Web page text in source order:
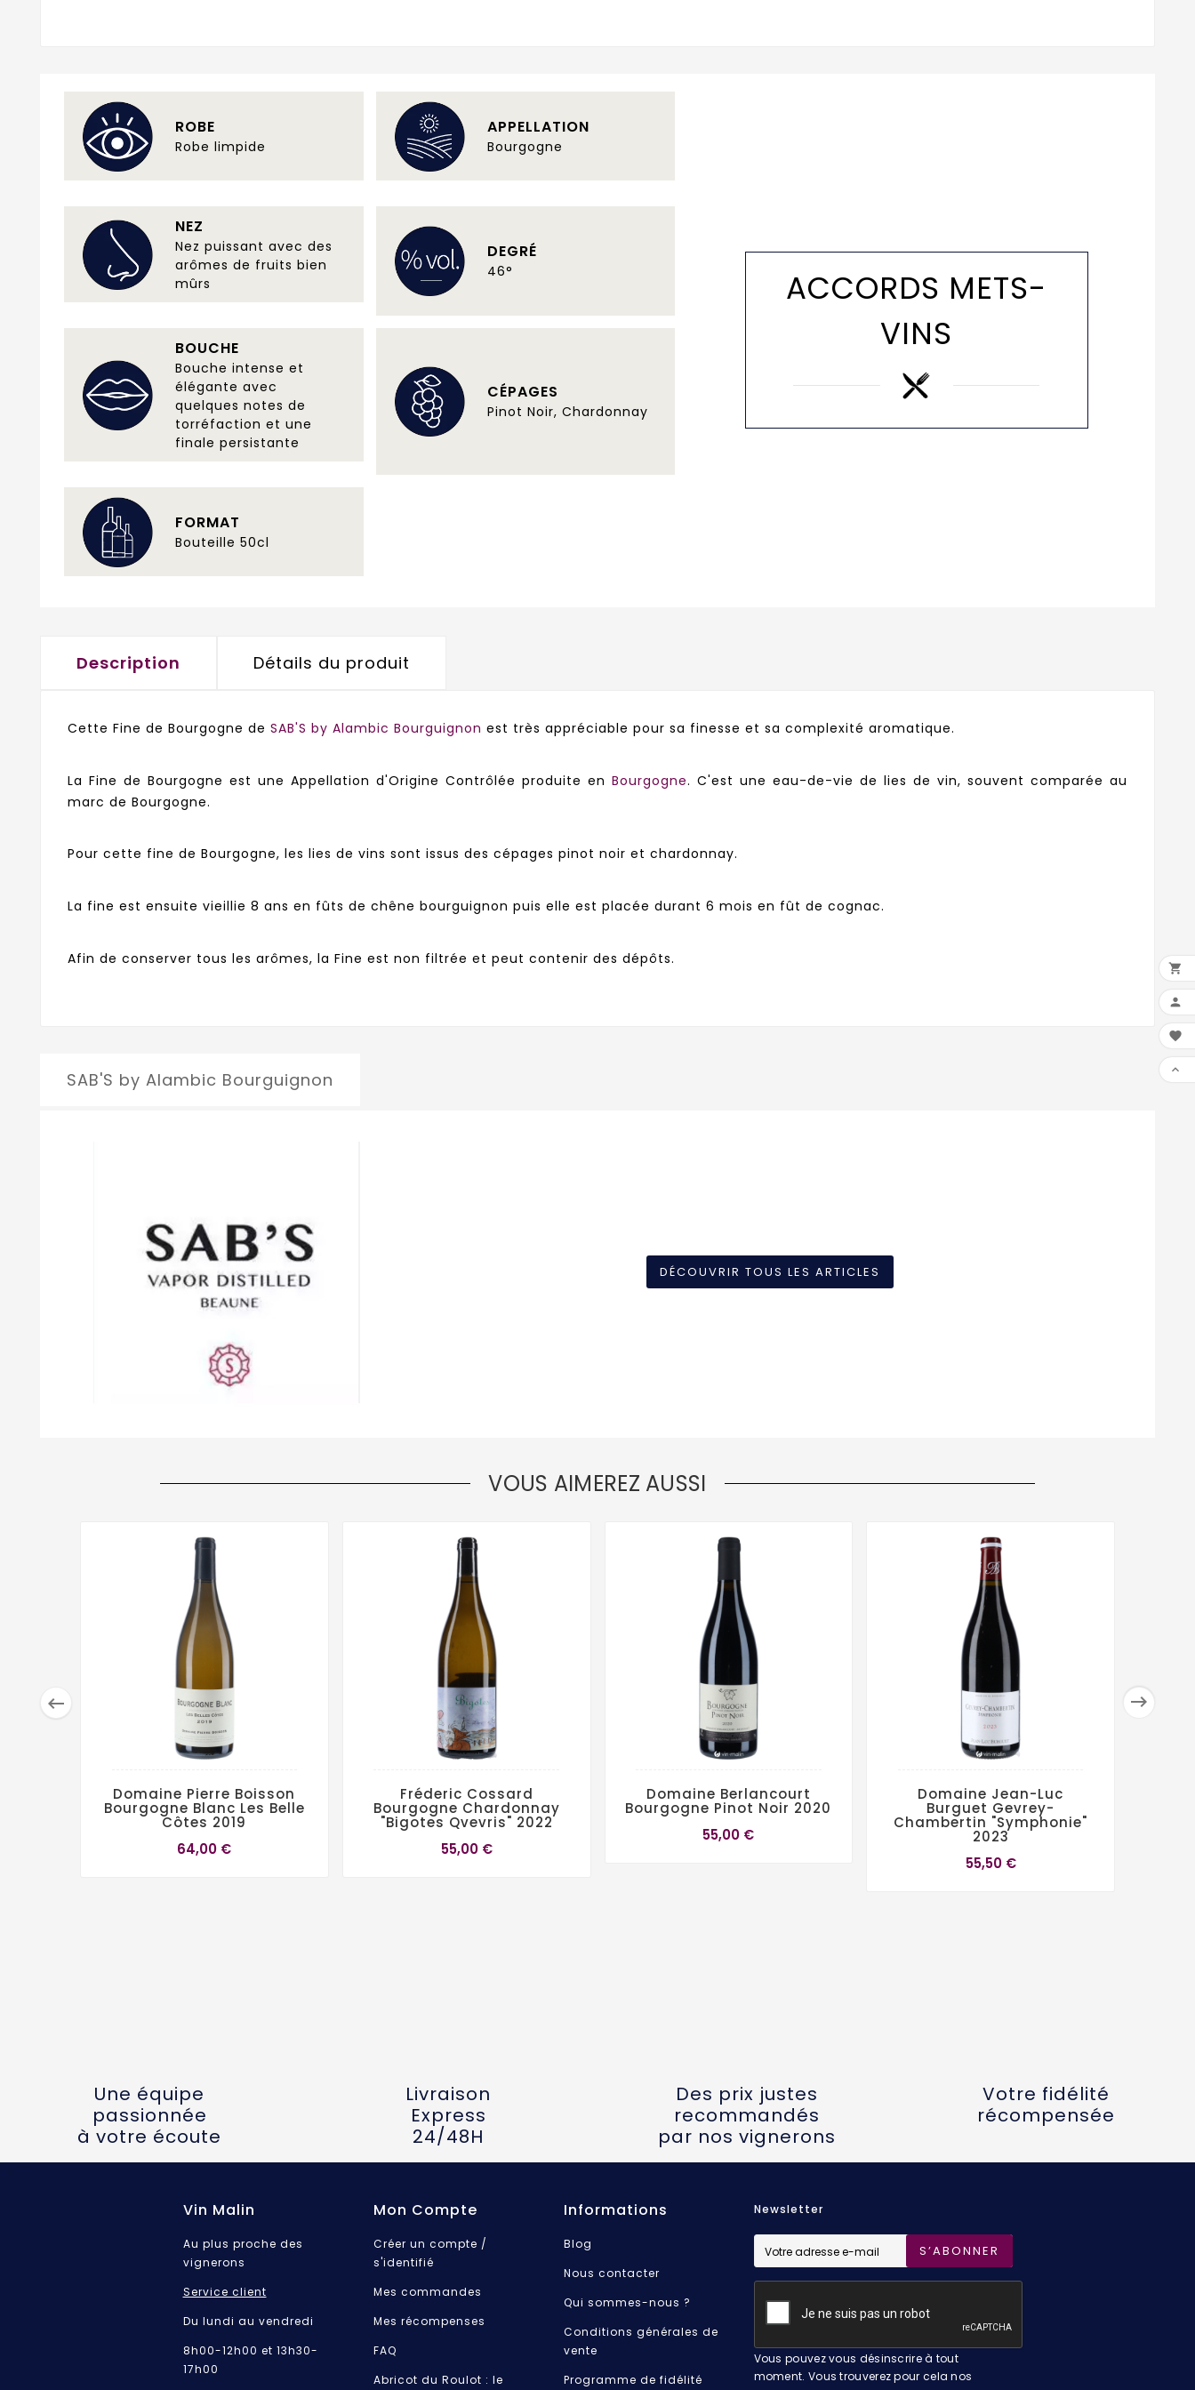
ROBE
Robe limpide
APPELLATION
Bourgogne
NEZ
Nez puissant avec des
arômes de fruits bien
mûrs
DEGRÉ
46°
BOUCHE
Bouche intense et
élégante avec
quelques notes de
torréfaction et une
finale persistante
CÉPAGES
Pinot Noir, Chardonnay
FORMAT
Bouteille 50cl
ACCORDS METS-
VINS
Description Détails du produit
Cette Fine de Bourgogne de SAB'S by Alambic Bourguignon est très appréciable pour sa finesse et sa complexité aromatique.
La Fine de Bourgogne est une Appellation d'Origine Contrôlée produite en Bourgogne. C'est une eau-de-vie de lies de vin, souvent comparée au
marc de Bourgogne.
Pour cette fine de Bourgogne, les lies de vins sont issus des cépages pinot noir et chardonnay.
La fine est ensuite vieillie 8 ans en fûts de chêne bourguignon puis elle est placée durant 6 mois en fût de cognac.
Afin de conserver tous les arômes, la Fine est non filtrée et peut contenir des dépôts.
SAB'S by Alambic Bourguignon
DÉCOUVRIR TOUS LES ARTICLES
VOUS AIMEREZ AUSSI
 
Domaine Pierre Boisson
Bourgogne Blanc Les Belle
Côtes 2019
64,00 €
Fréderic Cossard
Bourgogne Chardonnay
"Bigotes Qvevris" 2022
55,00 €
Domaine Berlancourt
Bourgogne Pinot Noir 2020
55,00 €
Domaine Jean-Luc
Burguet Gevrey-
Chambertin "Symphonie"
2023
55,50 €
Une équipe
passionnée
à votre écoute
Livraison
Express
24/48H
Des prix justes
recommandés
par nos vignerons
Votre fidélité
récompensée
Vin Malin
Au plus proche des
vignerons
Service client
Du lundi au vendredi
8h00-12h00 et 13h30-
17h00
Mon Compte
Créer un compte /
s'identifié
Mes commandes
Mes récompenses
FAQ
Abricot du Roulot : le
Informations
Blog
Nous contacter
Qui sommes-nous ?
Conditions générales de
vente
Programme de fidélité
Newsletter
S’ABONNER
Vous pouvez vous désinscrire à tout
moment. Vous trouverez pour cela nos



